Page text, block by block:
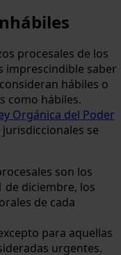
procesales de los
imprescindible saber
hábiles o
como hábiles.
Orgánica del Poder
se
son los
de diciembre, los
de cada
para aquellas
urgentes.